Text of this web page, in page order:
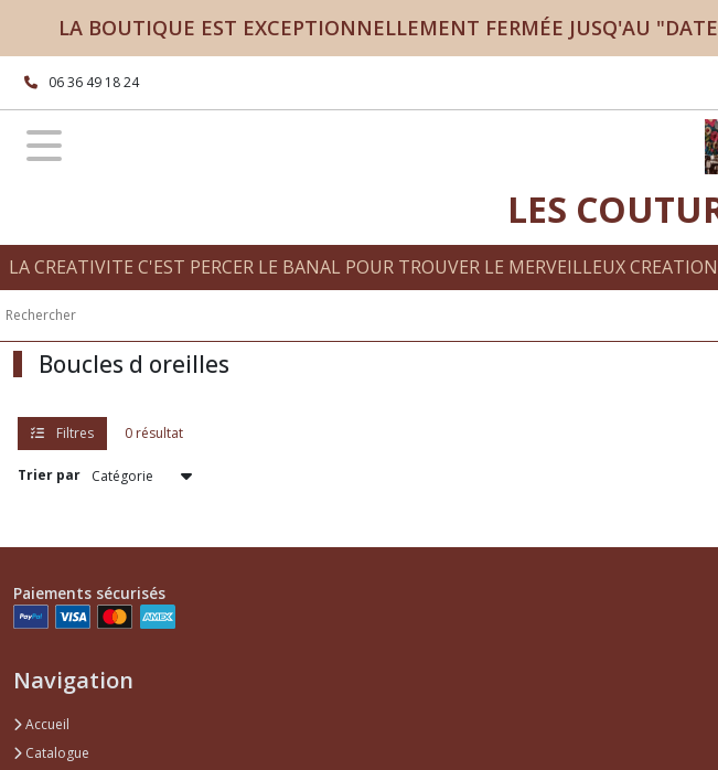
LA BOUTIQUE EST EXCEPTIONNELLEMENT FERMÉE JUSQ'AU
06 36 49 18 24
LES
LA CREATIVITE C'EST PERCER LE BANAL POUR TROUVER LE MERVEILLEUX
Boucles d oreilles
Filtres 0 résultat
Trier par
Fermer
FILTRES
Tous
Afficher
les
résultats
Paiements sécurisés
Navigation
Accueil
Catalogue